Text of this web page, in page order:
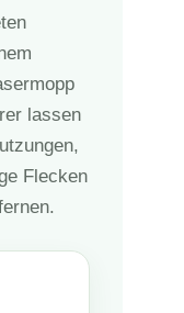
lassen
Flecken